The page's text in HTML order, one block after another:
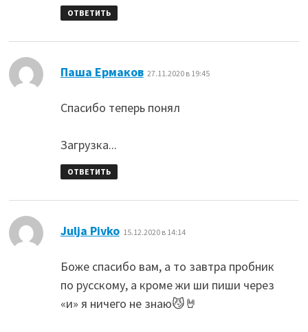
ОТВЕТИТЬ
Паша Ермаков: 27.11.2020 в 19:45
Спасибо теперь понял
Загрузка...
ОТВЕТИТЬ
Julja Pivko: 15.12.2020 в 14:14
Боже спасибо вам, а то завтра пробник
по русскому, а кроме жи ши пиши через
«и» я ничего не знаю😼🤘